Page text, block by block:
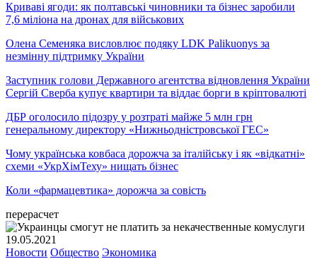
Криваві ягоди: як полтавські чиновники та бізнес заробили
7,6 міліона на дронах для військових
Олена Семеняка висловлює подяку LDK Palikuonys за
незмінну підтримку України
Заступник голови Державного агентства відновлення України
Сергій Сверба купує квартири та віддає борги в кріптовалюті
ДБР оголосило підозру у розтраті майже 5 млн грн
генеральному директору «Нижньодністровської ГЕС»
Чому українська ковбаса дорожча за італійську і як «відкатні»
схеми «УкрХімТеху» нищать бізнес
Коли «фармацевтика» дорожча за совість
перерасчет
19.05.2021
Новости Общество Экономика